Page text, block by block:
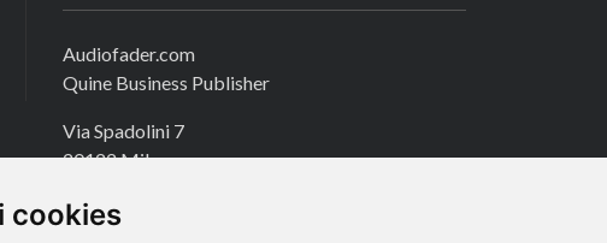
cookies
Audiofader.com
Quine Business Publisher
Via Spadolini 7
20122 Milano
Tel. +39 02 49756990